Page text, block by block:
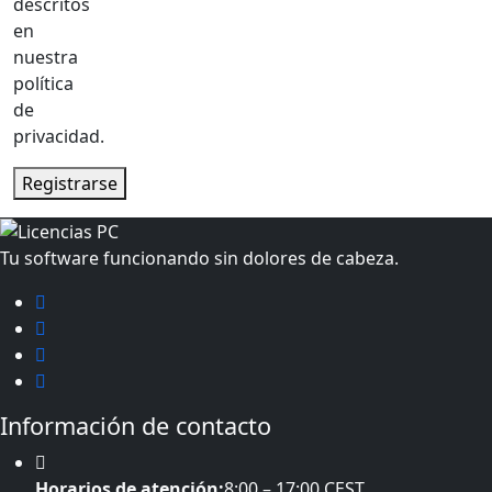
en
nuestra
política
de
privacidad.
Registrarse
Tu software funcionando sin dolores de cabeza.
Información de contacto